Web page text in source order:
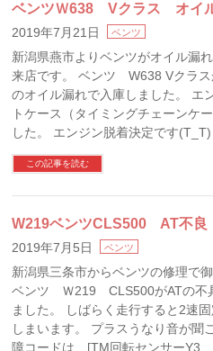
ベンツＷ638 Vクラス オイ
2019年7月21日 ベンツ
新潟県燕市よりベンツがオイル漏
来店です。 ベンツ W638 Vクラス
のオイル漏れで入庫しました。 エ
トケース（タイミングチェーンケ
した。 エンジン脱着決定です
この記事を読む
W219ベンツCLS500 AT不
2019年7月5日 ベンツ
新潟県三条市からベンツの修理で御
ベンツ Ｗ219 CLS500がATの不
ました。 しばらく走行すると2速
しまいます。 プラスうなり音が聞
障コードは [TM回転センサーY3 …